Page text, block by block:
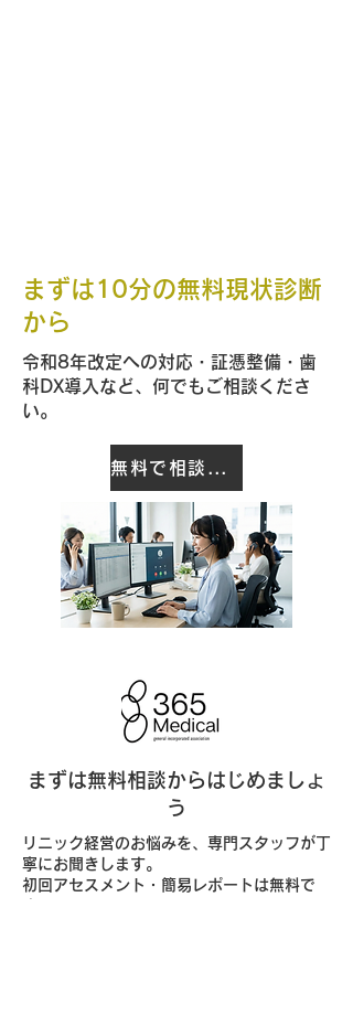
まずは10分の無料現状診断
から
令和8年改定への対応・証憑整備・歯
科DX導入など、何でもご相談くださ
い。
無料で相談する
まずは無料相談からはじめましょ
う
リニック経営のお悩みを、専門スタッフが丁
寧にお聞きします。
初回アセスメント・簡易レポートは無料で